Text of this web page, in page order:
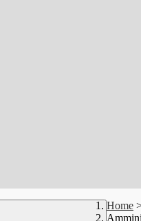
Home